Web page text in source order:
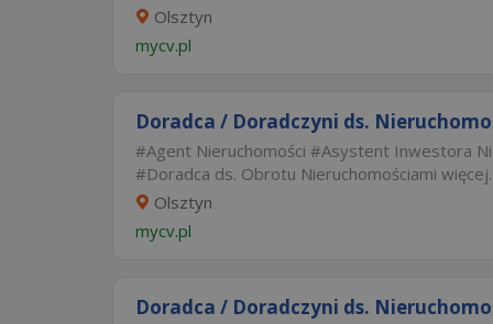
Olsztyn
mycv.pl
Doradca / Doradczyni ds.
Agent Nieruchomości Asystent Inwestora
Doradca ds. Obrotu Nieruchomościami
Olsztyn
mycv.pl
Doradca / Doradczyni ds.